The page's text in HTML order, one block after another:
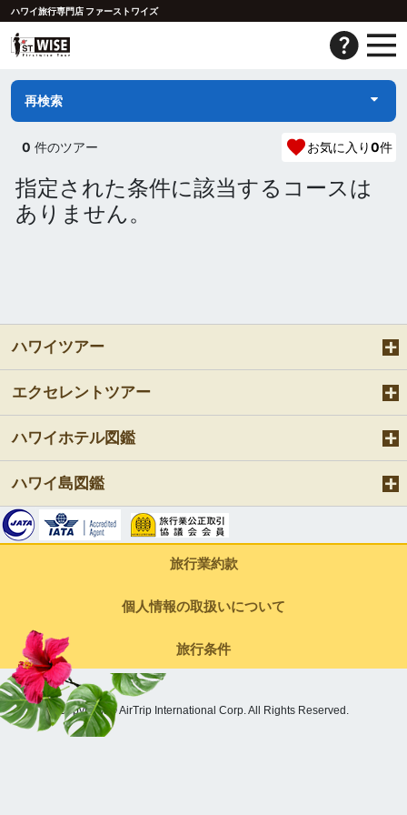
ハワイ旅行専門店 ファーストワイズ
再検索
0 件のツアー お気に入り0件
指定された条件に該当するコースは
ありません。
ハワイツアー
エクセレントツアー
ハワイホテル図鑑
ハワイ島図鑑
旅行業約款
個人情報の取扱いについて
旅行条件
Copyright © AirTrip International Corp. All Rights Reserved.